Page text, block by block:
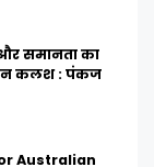
समानता का
कलश : पंकज
Australian